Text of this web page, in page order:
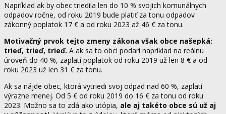
Napríklad ak by obec triedila len do 10 % svojich komunálnych
odpadov ročne, od roku 2019 bude platiť za tonu odpadov
zákonný poplatok 17 € a od roku 2023 až 46 € za tonu.
Motivačný prvok tejto zmeny zákona však obce našepká:
trieď, trieď, trieď. A ak sa to obci podarí napríklad na reálnu
úroveň do 40 %, zaplatí poplatok od roku 2019 už len 8 € a od
roku 2023 už len 31 € za tonu.
Ak sa nájde obec, ktorá vytriedi svoj odpad nad 60 %, zaplatí
výrazne menej. Od 5 € od roku 2019 do 16 € za tonu od roku
2023. Možno sa to zdá ako utópia, ale aj takéto obce sú už aj